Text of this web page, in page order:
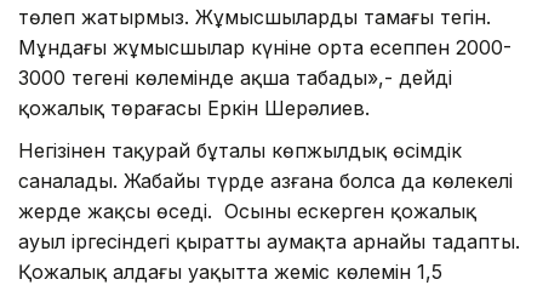
төлеп жатырмыз. Жұмысшылардың тамағы тегін.
Мұндағы жұмысшылар күніне орта есеппен 2000-
3000 теңгенің көлемінде ақша табады»,- дейді
қожалық төрағасы Еркін Шерәлиев.
Негізінен таңқурай бұталы көпжылдық өсімдік
саналады. Жабайы түрде азғана болса да көлеңкелі
жерде жақсы өседі. Осыны ескерген қожалық
ауыл іргесіндегі қыратты аумақта арнайы таңдапты.
Қожалық алдағы уақытта жеміс көлемін 1,5